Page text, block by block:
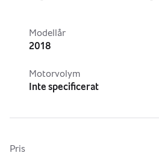
Modellår
2018
Motorvolym
Inte specificerat
Pris